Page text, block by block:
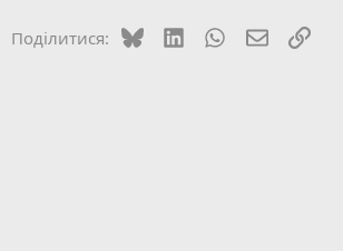
Поділитися: BlueskyLinkedInWhatsApp
E-mail